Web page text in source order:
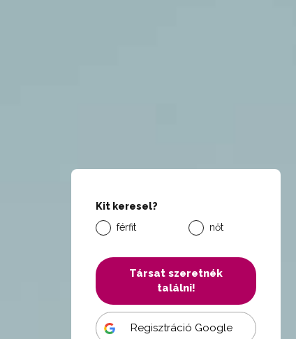
Kit keresel?
férfit
nőt
Társat szeretnék
találni!
Regisztráció Google